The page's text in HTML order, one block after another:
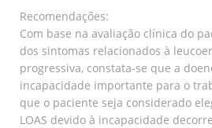
Recomendações:
Com base na avaliação clínica do
dos sintomas relacionados à
progressiva, constata-se que a
incapacidade importante para o
que o paciente seja considerado
LOAS devido à incapacidade